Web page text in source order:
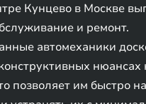
Кунцево в Москве
и ремонт.
автомеханики
нюансах
позволяет им быстро